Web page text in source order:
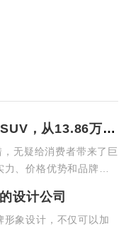
爆款科技产品
，从13.86万降
无疑给消费者带来了巨
、价格优势和品牌形
设计公司
象设计，不仅可以加